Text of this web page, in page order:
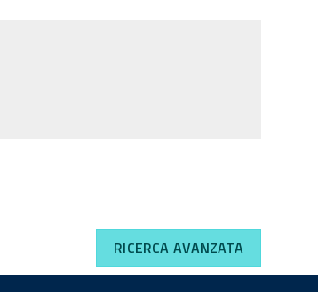
RICERCA AVANZATA